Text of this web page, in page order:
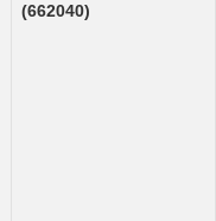
(662040)